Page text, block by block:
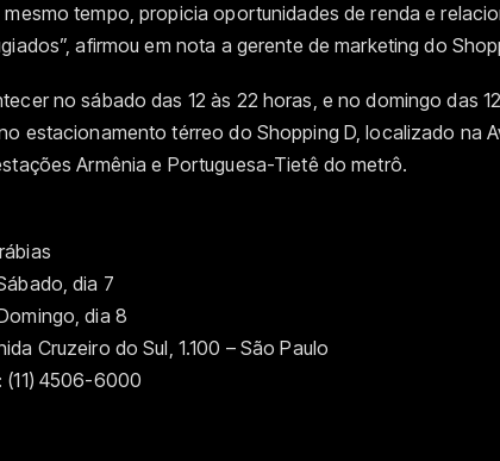
tempo, propicia oportunidades de renda e
afirmou em nota a gerente de marketing do
no sábado das 12 às 22 horas, e no domingo das
estacionamento térreo do Shopping D, localizado na
Armênia e Portuguesa-Tietê do metrô.
dia 7
dia 8
Cruzeiro do Sul, 1.100 – São Paulo
(11) 4506-6000